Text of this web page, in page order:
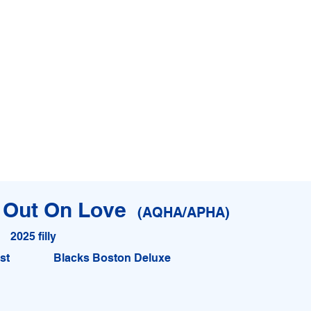
2024 colt
Indian Marthas Doll
On Love (AQHA/APHA)
2025 filly
Blacks Boston Deluxe